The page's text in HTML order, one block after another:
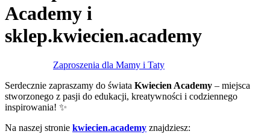
Academy i
sklep.kwiecien.academy
Zaproszenia dla Mamy i Taty
Serdecznie zapraszamy do świata Kwiecien Academy – miejsca
stworzonego z pasji do edukacji, kreatywności i codziennego
inspirowania! ✨
Na naszej stronie kwiecien.academy znajdziesz: